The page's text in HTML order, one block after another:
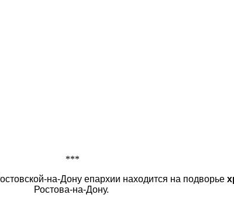
***
на-Дону епархии находится на подворье
Ростова-на-Дону.